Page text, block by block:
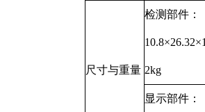
尺寸与重量
检测部件：
2kg
显示部件：